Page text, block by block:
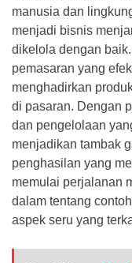
manusia dan
menjadi bisnis
dikelola dengan
pemasaran yang
menghadirkan
di pasaran. Dengan
dan pengelolaan
menjadikan tambak
penghasilan yang
memulai perjalanan
dalam tentang
aspek seru yang